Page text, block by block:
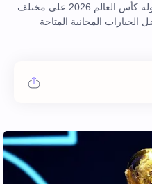
ترددات القنوات المفتوحة الناقلة لبطولة كأس العالم 2026 على مختلف
الخيارات المجانية المتاحة